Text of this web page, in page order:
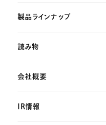
製品ラインナップ
読み物
会社概要
IR情報